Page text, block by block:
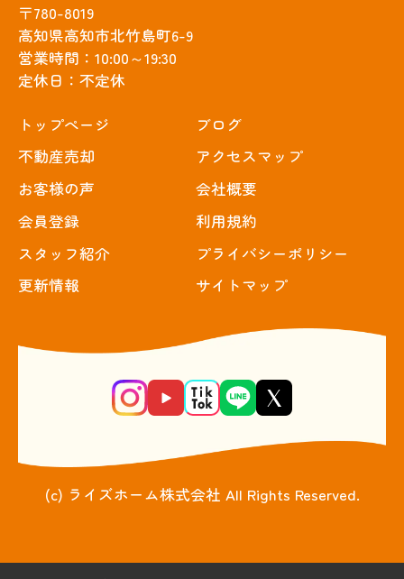
〒780-8019
高知県高知市北竹島町6-9
営業時間：10:00～19:30
定休日：不定休
トップぺージ
不動産売却
お客様の声
会員登録
スタッフ紹介
更新情報
ブログ
アクセスマップ
会社概要
利用規約
プライバシーポリシー
サイトマップ
(c) ライズホーム株式会社 All Rights Reserved.